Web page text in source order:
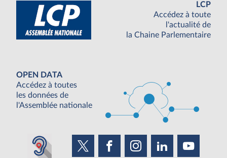
LCP
Accédez à toute
l'actualité de
la Chaine Parlementaire
OPEN DATA
Accédez à toutes
les données de
l'Assemblée nationale